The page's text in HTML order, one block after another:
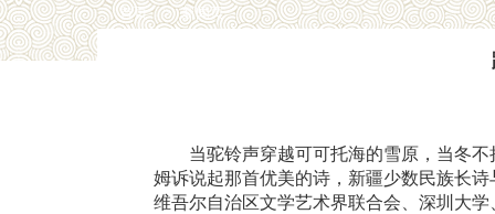
首页 > 新闻页
当驼铃声穿越可可托海的雪原，当冬
姆诉说起那首优美的诗，新疆少数民族长
维吾尔自治区文学艺术界联合会、深圳大